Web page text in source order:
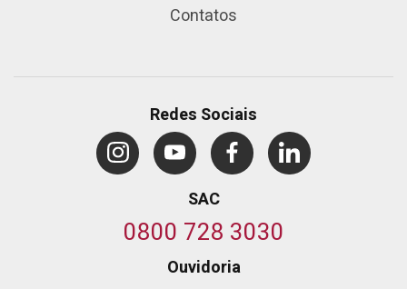
Contatos
Redes Sociais
SAC
0800 728 3030
Ouvidoria